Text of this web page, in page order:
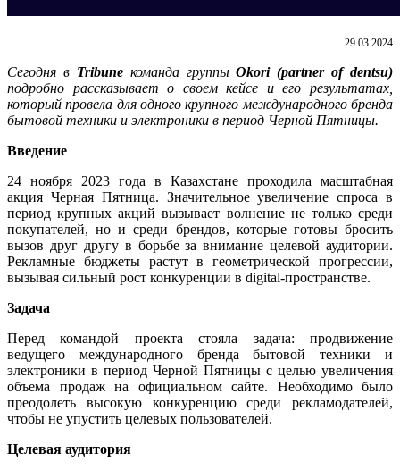
29.03.2024
Сегодня в Tribune команда группыOkori (partner of dentsu)
подробно рассказывает о своем кейсе и его результатах,
который провела для одного крупного международного бренда
бытовой техники и электроники в период Черной Пятницы.
Введение
24 ноября 2023 года в Казахстане проходила масштабная
акция Черная Пятница. Значительное увеличение спроса в
период крупных акций вызывает волнение не только среди
покупателей, но и среди брендов, которые готовы бросить
вызов друг другу в борьбе за внимание целевой аудитории.
Рекламные бюджеты растут в геометрической прогрессии,
вызывая сильный рост конкуренции в digital-пространстве.
Задача
Перед командой проекта стояла задача: продвижение
ведущего международного бренда бытовой техники и
электроники в период Черной Пятницы с целью увеличения
объема продаж на официальном сайте. Необходимо было
преодолеть высокую конкуренцию среди рекламодателей,
чтобы не упустить целевых пользователей.
Целевая аудитория